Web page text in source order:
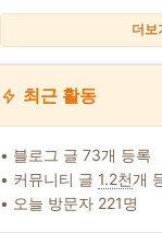
더보
최근 활동
• 블로그 글 73개 등록
• 커뮤니티 글 1.2천개
• 오늘 방문자 221명